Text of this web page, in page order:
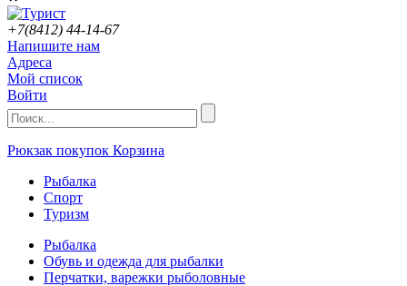
+7(8412) 44-14-67
Напишите нам
Адреса
Мой список
Войти
Рюкзак покупок Корзина
Рыбалка
Спорт
Туризм
Рыбалка
Обувь и одежда для рыбалки
Перчатки, варежки рыболовные